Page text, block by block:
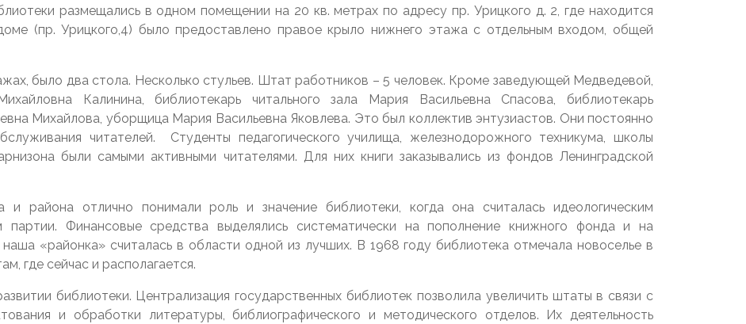
размещались в одном помещении на 20 кв. метрах по адресу пр. Урицкого д. 2, где находится
(пр. Урицкого,4) было предоставлено правое крыло нижнего этажа с отдельным входом, общей
было два стола. Несколько стульев. Штат работников – 5 человек. Кроме заведующей Медведевой,
Калинина, библиотекарь читального зала Мария Васильевна Спасова, библиотекарь
Михайлова, уборщица Мария Васильевна Яковлева. Это был коллектив энтузиастов. Они постоянно
читателей. Студенты педагогического училища, железнодорожного техникума, школы
были самыми активными читателями. Для них книги заказывались из фондов Ленинградской
района отлично понимали роль и значение библиотеки, когда она считалась идеологическим
Финансовые средства выделялись систематически на пополнение книжного фонда и на
«районка» считалась в области одной из лучших. В 1968 году библиотека отмечала новоселье в
где сейчас и располагается.
библиотеки. Централизация государственных библиотек позволила увеличить штаты в связи с
и обработки литературы, библиографического и методического отделов. Их деятельность